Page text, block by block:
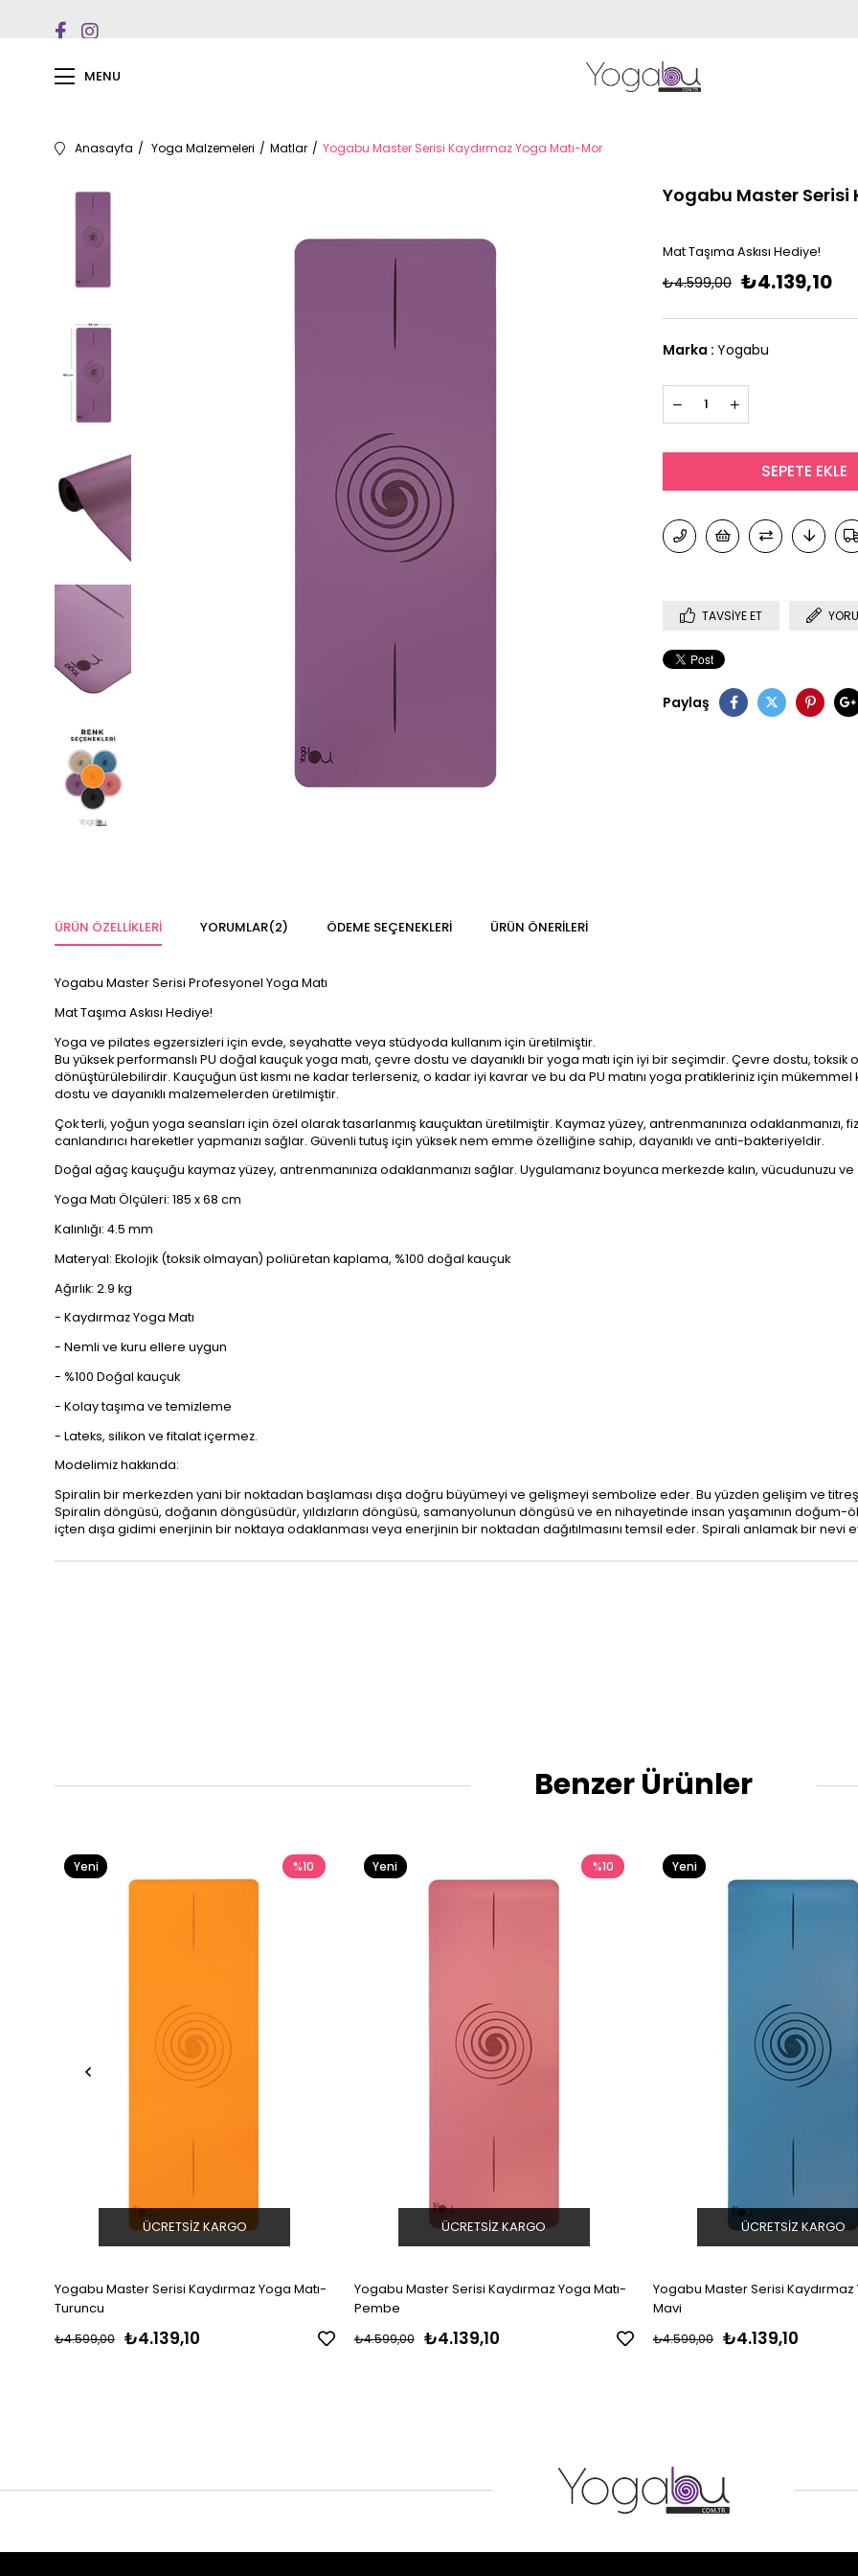
MENU
Anasayfa Yoga Malzemeleri Matlar Yogabu Master Serisi Kaydırmaz Yoga Matı-Mor
Yogabu Master Serisi
Mat Taşıma Askısı Hediye!
₺4.599,00 ₺4.139,10
Marka : Yogabu
TAVSIYE ET
Paylaş
ÜRÜN ÖZELLIKLERI YORUMLAR(2) ÖDEME SEÇENEKLERI ÜRÜN ÖNERILERI
Yogabu Master Serisi Profesyonel Yoga Matı
Mat Taşıma Askısı Hediye!
Yoga ve pilates egzersizleri için evde, seyahatte veya stüdyoda kullanım için üretilmiştir.
Bu yüksek performanslı PU doğal kauçuk yoga matı, çevre dostu ve dayanıklı bir yoga matı için iyi bir seçimdir. Çevre dostu, toksik
dönüştürülebilirdir. Kauçuğun üst kısmı ne kadar terlerseniz, o kadar iyi kavrar ve bu da PU matını yoga pratikleriniz için
dostu ve dayanıklı malzemelerden üretilmiştir.
Çok terli, yoğun yoga seansları için özel olarak tasarlanmış kauçuktan üretilmiştir. Kaymaz yüzey, antrenmanınıza
canlandırıcı hareketler yapmanızı sağlar. Güvenli tutuş için yüksek nem emme özelliğine sahip, dayanıklı ve anti-bakteriyeldir.
Doğal ağaç kauçuğu kaymaz yüzey, antrenmanınıza odaklanmanızı sağlar. Uygulamanız boyunca merkezde kalın, vücudunuzu
Yoga Matı Ölçüleri: 185 x 68 cm
Kalınlığı: 4.5 mm
Materyal: Ekolojik (toksik olmayan) poliüretan kaplama, %100 doğal kauçuk
Ağırlık: 2.9 kg
- Kaydırmaz Yoga Matı
- Nemli ve kuru ellere uygun
- %100 Doğal kauçuk
- Kolay taşıma ve temizleme
- Lateks, silikon ve fitalat içermez.
Modelimiz hakkında:
Spiralin bir merkezden yani bir noktadan başlaması dışa doğru büyümeyi ve gelişmeyi sembolize eder. Bu yüzden gelişim ve
Spiralin döngüsü, doğanın döngüsüdür, yıldızların döngüsü, samanyolunun döngüsü ve en nihayetinde insan yaşamının
içten dışa gidimi enerjinin bir noktaya odaklanması veya enerjinin bir noktadan dağıtılmasını temsil eder. Spirali anlamak bir
Benzer Ürünler
Yogabu Master Serisi Kaydırmaz Yoga Matı-
Turuncu
₺4.139,10
₺4.599,00
%10
ÜCRETSIZ KARGO
Yeni
Yogabu Master Serisi Kaydırmaz Yoga Matı-
Pembe
₺4.139,10
₺4.599,00
%10
ÜCRETSIZ KARGO
Yeni
Yogabu Master Serisi Kaydırmaz
Mavi
₺4.139,10
₺4.599,00
ÜCRETSIZ KARGO
Yeni